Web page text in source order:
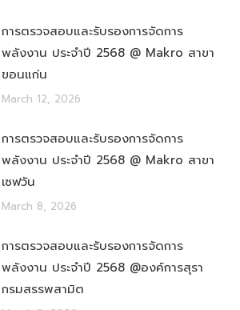
การตรวจสอบและรับรองการจัดการ
พลังงาน ประจำปี 2568 @ Makro สาขา
ขอนแก่น
March 12, 2026
การตรวจสอบและรับรองการจัดการ
พลังงาน ประจำปี 2568 @ Makro สาขา
เซฟวัน
March 8, 2026
การตรวจสอบและรับรองการจัดการ
พลังงาน ประจำปี 2568 @องค์การสุรา
กรมสรรพสามิต